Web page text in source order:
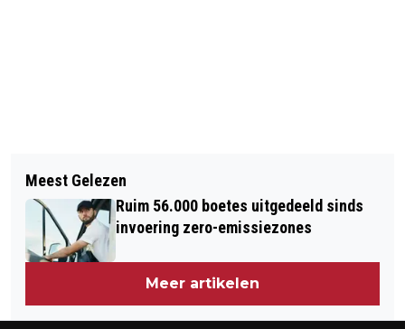
RELLEN IN HONGKONG BIJ OPBREKEN
KAMP BETOGERS
ITALIAANSE ARTS MET EBOLA
AANGEKOMEN IN ROME
Meest Gelezen
Ruim 56.000 boetes uitgedeeld sinds
invoering zero-emissiezones
Meer artikelen